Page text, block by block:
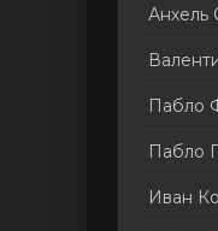
Анхель
Пабло
Пабло
Иван